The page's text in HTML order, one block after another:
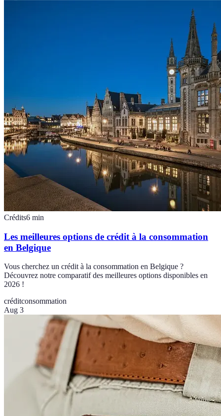
Crédits6 min
Les meilleures options de crédit à la consommation
en Belgique
Vous cherchez un crédit à la consommation en Belgique ?
Découvrez notre comparatif des meilleures options disponibles en
2026 !
créditconsommation
Aug 3